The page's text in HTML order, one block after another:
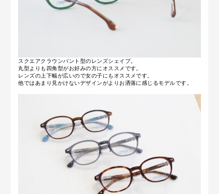
スクエアクラウンパント型のレンズシェイプ。
丸型よりも四角型がお好みの方にオススメです。
レンズの上下幅が広いので女の子にもオススメです。
他ではあまり見かけないデザインがよりお洒落に感じるモデルです。